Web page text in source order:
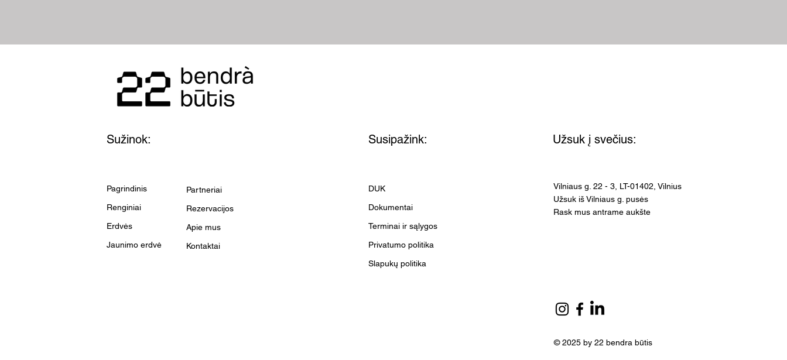
Sužinok:
Pagrindinis
Renginiai
Erdvės
Jaunimo erdvė
Partneriai
Rezervacijos
Apie mus
Kontaktai
Susipažink:
DUK
Dokumentai
Terminai ir sąlygos
Privatumo politika
Slapukų politika
Užsuk į svečius:
Vilniaus g. 22 - 3, LT-01402, Vilnius
Užsuk iš Vilniaus g. pusės
Rask mus antrame aukšte
© 2025 by 22 bendra būtis